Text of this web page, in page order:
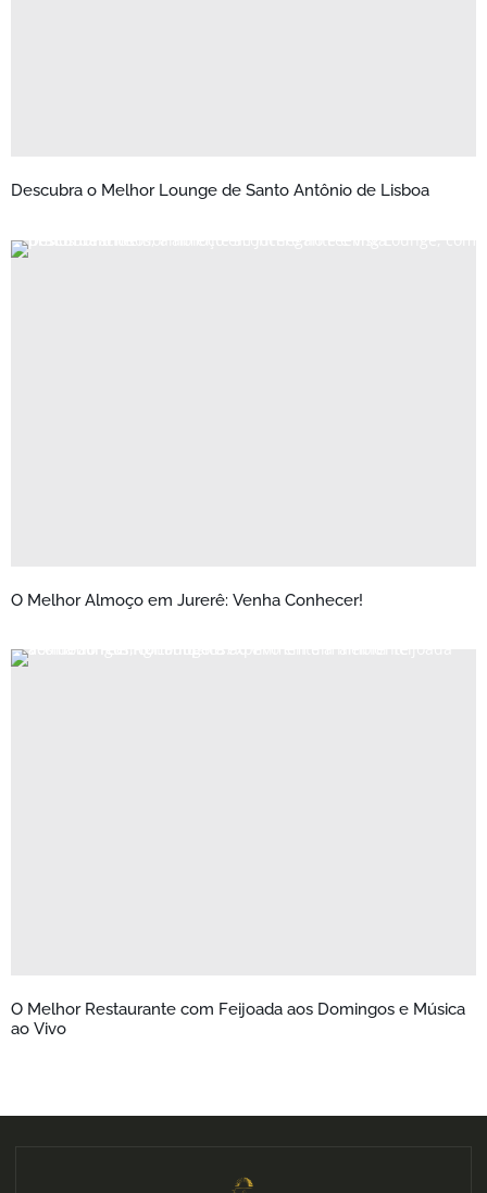
Descubra o Melhor Lounge de Santo Antônio de Lisboa
O Melhor Almoço em Jurerê: Venha Conhecer!
O Melhor Restaurante com Feijoada aos Domingos e Música
ao Vivo